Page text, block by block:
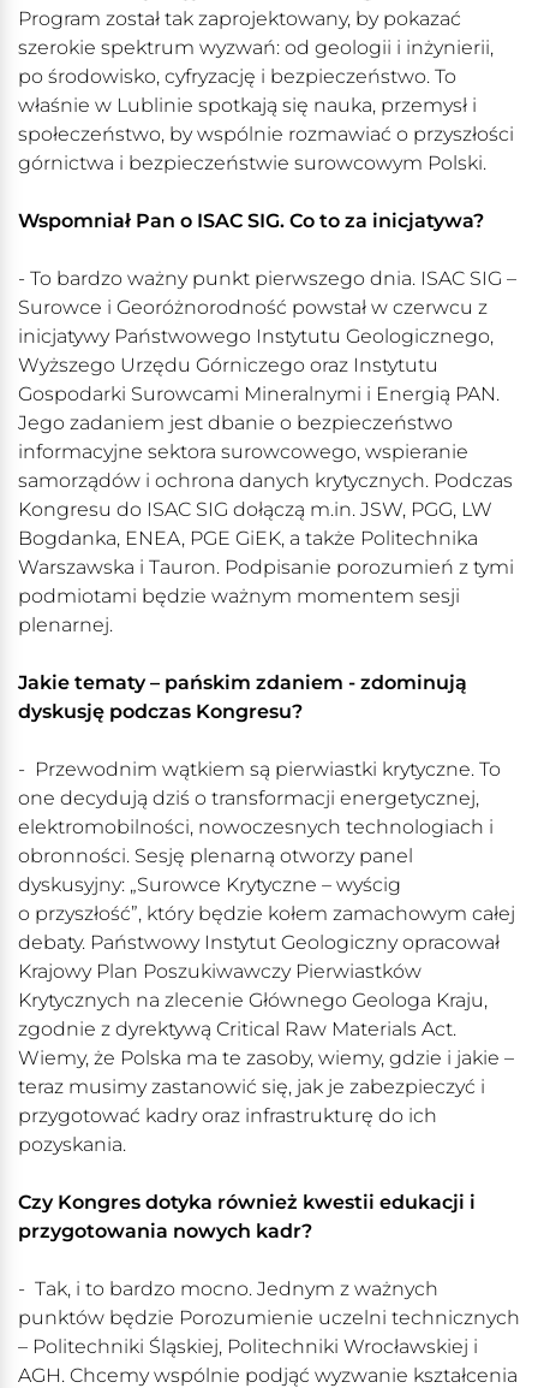
Program został tak zaprojektowany, by pokazać
szerokie spektrum wyzwań: od geologii i inżynierii,
po środowisko, cyfryzację i bezpieczeństwo. To
właśnie w Lublinie spotkają się nauka, przemysł i
społeczeństwo, by wspólnie rozmawiać o przyszłości
górnictwa i bezpieczeństwie surowcowym Polski.
Wspomniał Pan o ISAC SIG. Co to za inicjatywa?
- To bardzo ważny punkt pierwszego dnia. ISAC SIG –
Surowce i Georóżnorodność powstał w czerwcu z
inicjatywy Państwowego Instytutu Geologicznego,
Wyższego Urzędu Górniczego oraz Instytutu
Gospodarki Surowcami Mineralnymi i Energią PAN.
Jego zadaniem jest dbanie o bezpieczeństwo
informacyjne sektora surowcowego, wspieranie
samorządów i ochrona danych krytycznych. Podczas
Kongresu do ISAC SIG dołączą m.in. JSW, PGG, LW
Bogdanka, ENEA, PGE GiEK, a także Politechnika
Warszawska i Tauron. Podpisanie porozumień z tymi
podmiotami będzie ważnym momentem sesji
plenarnej.
Jakie tematy – pańskim zdaniem - zdominują
dyskusję podczas Kongresu?
- Przewodnim wątkiem są pierwiastki krytyczne. To
one decydują dziś o transformacji energetycznej,
elektromobilności, nowoczesnych technologiach i
obronności. Sesję plenarną otworzy panel
dyskusyjny: „Surowce Krytyczne – wyścig
o przyszłość”, który będzie kołem zamachowym całej
debaty. Państwowy Instytut Geologiczny opracował
Krajowy Plan Poszukiwawczy Pierwiastków
Krytycznych na zlecenie Głównego Geologa Kraju,
zgodnie z dyrektywą Critical Raw Materials Act.
Wiemy, że Polska ma te zasoby, wiemy, gdzie i jakie –
teraz musimy zastanowić się, jak je zabezpieczyć i
przygotować kadry oraz infrastrukturę do ich
pozyskania.
Czy Kongres dotyka również kwestii edukacji i
przygotowania nowych kadr?
- Tak, i to bardzo mocno. Jednym z ważnych
punktów będzie Porozumienie uczelni technicznych
– Politechniki Śląskiej, Politechniki Wrocławskiej i
AGH. Chcemy wspólnie podjąć wyzwanie kształcenia